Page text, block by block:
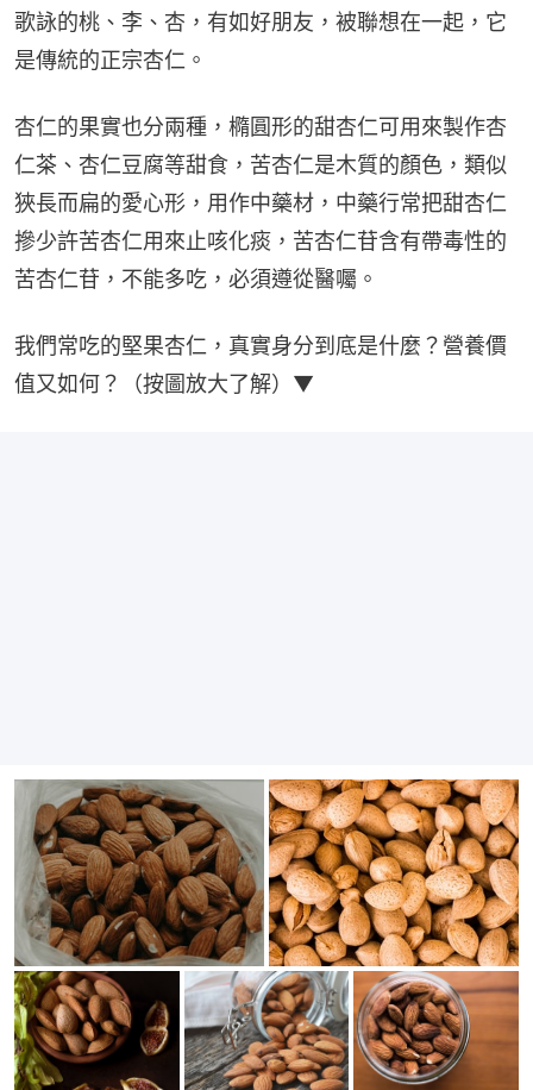
歌詠的桃、李、杏，有如好朋友，被聯想在一起，它
是傳統的正宗杏仁。
杏仁的果實也分兩種，橢圓形的甜杏仁可用來製作杏
仁茶、杏仁豆腐等甜食，苦杏仁是木質的顏色，類似
狹長而扁的愛心形，用作中藥材，中藥行常把甜杏仁
摻少許苦杏仁用來止咳化痰，苦杏仁苷含有帶毒性的
苦杏仁苷，不能多吃，必須遵從醫囑。
我們常吃的堅果杏仁，真實身分到底是什麼？營養價
值又如何？（按圖放大了解）▼